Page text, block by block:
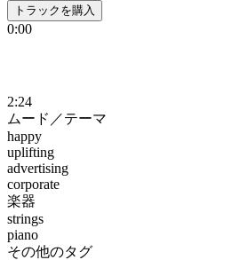
トラックを購入
0:00
2:24
ムード／テーマ
happy
uplifting
advertising
corporate
楽器
strings
piano
その他のタグ